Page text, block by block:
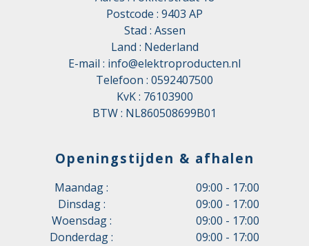
Postcode : 9403 AP
Stad : Assen
Land : Nederland
E-mail : info@elektroproducten.nl
Telefoon : 0592407500
KvK : 76103900
BTW : NL860508699B01
Openingstijden & afhalen
Maandag :
09:00 - 17:00
Dinsdag :
09:00 - 17:00
Woensdag :
09:00 - 17:00
Donderdag :
09:00 - 17:00